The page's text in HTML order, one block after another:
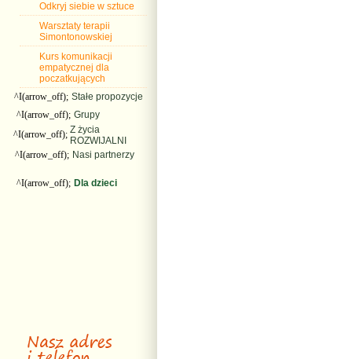
Odkryj siebie w sztuce
Warsztaty terapii
Simontonowskiej
Kurs komunikacji
empatycznej dla
poczatkujących
^I(arrow_off); Stałe propozycje
^I(arrow_off); Grupy
^I(arrow_off); Z życia
ROZWIJALNI
^I(arrow_off); Nasi partnerzy
^I(arrow_off); Dla dzieci